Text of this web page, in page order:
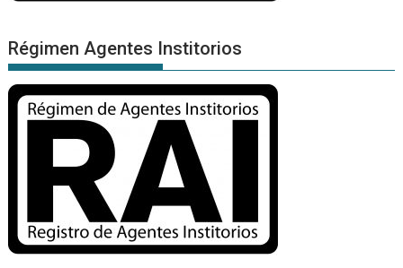
Régimen Agentes Institorios